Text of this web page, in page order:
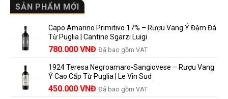
lựa
chọn
đáng
nhãn
rượu
vang
và
những
người
Được
Bao
Lâu?
Dẫn
Lưu
Trữ
Và
SẢN PHẨM MỚI
Capo Amarino Primitivo 17% – Rượu Vang Ý Đậm Đà
Từ Puglia | Cantine Sgarzi Luigi
Giá
là:
858.000 VNĐ.
780.000 VNĐ Giá
tại
là:
780.000 VNĐ.
Đã bao gồm VAT
1924 Teresa Negroamaro-Sangiovese – Rượu Vang
Ý Cao Cấp Từ Puglia | Le Vin Sud
Giá
450.000 VNĐ Giá
Đã bao gồm VAT